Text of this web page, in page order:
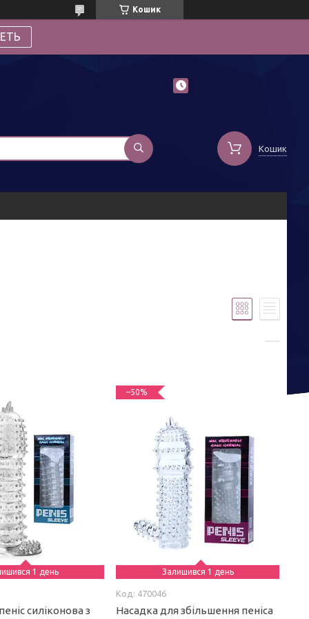
Кошик
Кошик
1 день
силіконова з
–50%
Залишився 1 день
470046
Насадка для збільшення пеніса